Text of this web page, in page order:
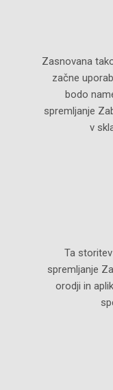
Zasnovana
začne
bodo
spremljanje
v
Ta
spremljanje
orodji in